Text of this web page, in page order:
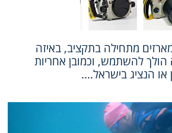
מתחילה בתקציב, באיזה
להשתמש, וכמובן אחריות
או הנציג בישראל....